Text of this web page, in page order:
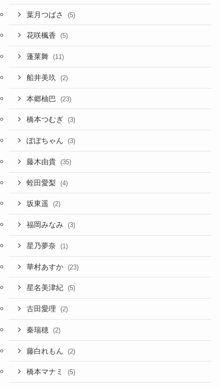
葉月つばさ (5)
花咲楓香 (5)
蓬莱舞 (11)
船井美玖 (2)
本郷柚巴 (23)
橋本つむぎ (3)
ぽぽちゃん (3)
藤木由貴 (35)
蛭田愛梨 (4)
坂東遥 (2)
福岡みなみ (3)
星乃夢奈 (1)
華村あすか (23)
星名美津紀 (5)
古田愛理 (2)
秦瑞穂 (2)
藤白れもん (2)
橋本マナミ (5)